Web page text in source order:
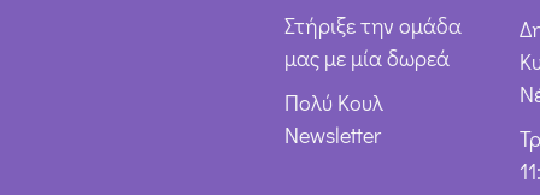
Στήριξε την ομάδα
μας με μία δωρεά
Πολύ Κουλ
Newsletter